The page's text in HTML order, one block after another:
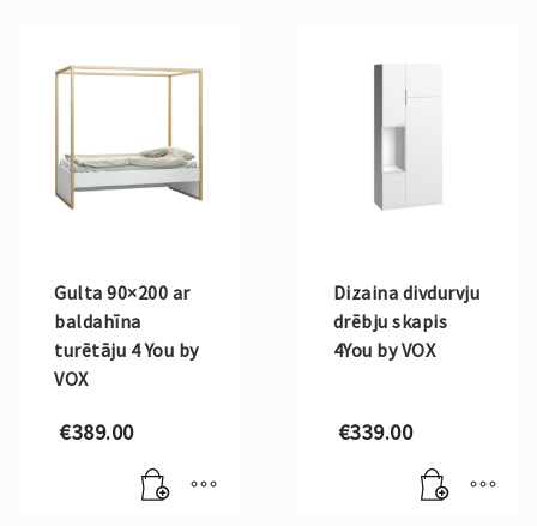
Gulta 90×200 ar
baldahīna
turētāju 4 You by
VOX
€389.00
Dizaina divdurvju
drēbju skapis
4You by VOX
€339.00